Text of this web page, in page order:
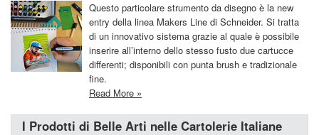
Questo particolare strumento da disegno è la new
entry della linea Makers Line di Schneider. Si tratta
di un innovativo sistema grazie al quale è possibile
inserire all’interno dello stesso fusto due cartucce
differenti; disponibili con punta brush e tradizionale
fine.
Read More »
I Prodotti di Belle Arti nelle Cartolerie Italiane